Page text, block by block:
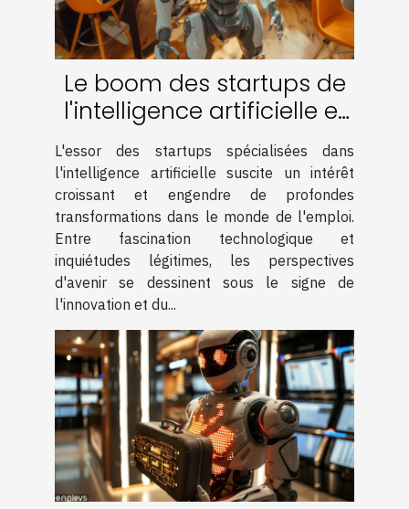
Le boom des startups de
l'intelligence artificielle et
leur impact sur l'emploi
L'essor des startups spécialisées dans
l'intelligence artificielle suscite un intérêt
croissant et engendre de profondes
transformations dans le monde de l'emploi.
Entre fascination technologique et
inquiétudes légitimes, les perspectives
d'avenir se dessinent sous le signe de
l'innovation et du...